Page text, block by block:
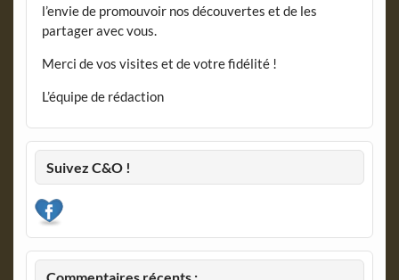
l’envie de promouvoir nos découvertes et de les
partager avec vous.
Merci de vos visites et de votre fidélité !
L’équipe de rédaction
Suivez C&O !